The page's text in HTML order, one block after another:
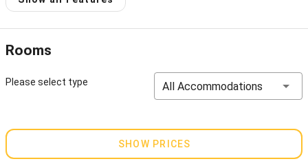
and sleigh rides, pedal tractors, scooters, go karts, tandem
grill area and bread roll service.
Newly built vacation home with apartments (F****) for those
suffering from allergies, 2-3 bedrooms, balcony, patio, TV;
Rooms
Please select type All Accommodations
SHOW PRICES